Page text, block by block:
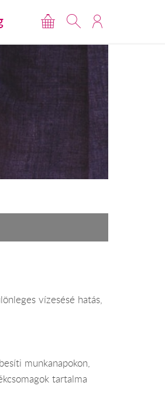
vízesésé hatás,
munkanapokon,
tartalma